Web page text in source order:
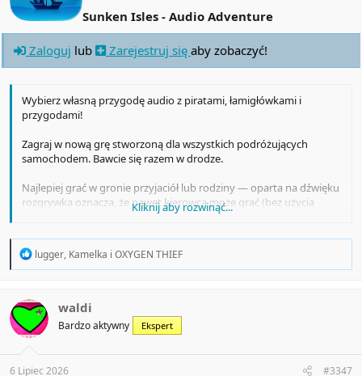
Sunken Isles - Audio Adventure
Zaloguj lub Zarejestruj się aby zobaczyć!
Wybierz własną przygodę audio z piratami, łamigłówkami i
przygodami!
Zagraj w nową grę stworzoną dla wszystkich podróżujących
samochodem. Bawcie się razem w drodze.
Najlepiej grać w gronie przyjaciół lub rodziny — oparta na dźwięku
rozgrywka oznacza, że nawet kierowca może grać (bez użycia
Kliknij aby rozwinąć...
R
t
i
o
s
:
lugger, Kamelka i OXYGEN THIEF
waldi
Bardzo aktywny Ekspert
6 Lipiec 2026 #3347